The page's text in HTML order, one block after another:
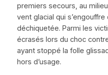
premiers secours, au
vent glacial qui s’engouffre
déchiquetée. Parmi les
écrasés lors du choc
ayant stoppé la folle
hors d’usage.